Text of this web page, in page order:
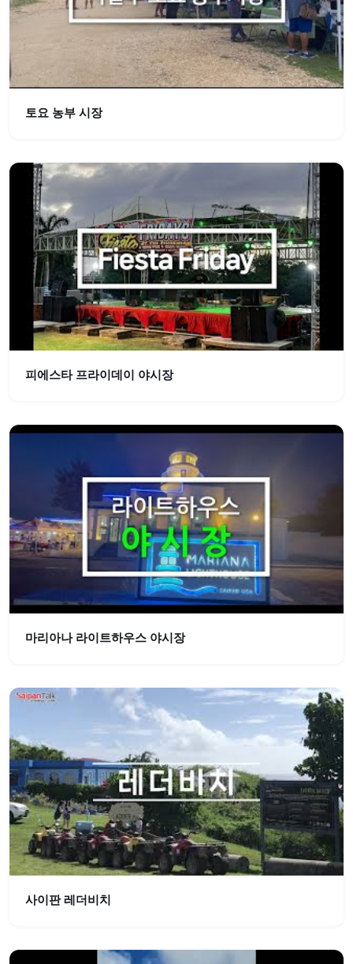
토요 농부 시장
피에스타 프라이데이 야시장
마리아나 라이트하우스 야시장
사이판 레더비치